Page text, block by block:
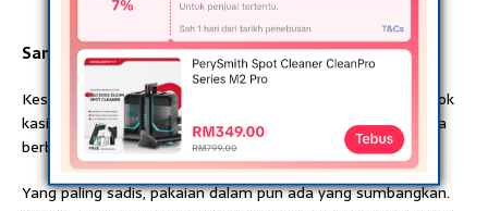
Sampai ke ustaz berbaju kurung
Kesian yang menerima macam tahfiz dibawah. Sekali tengok
kasihan, 2 kali tengok rasa nak ket4wa. Sampai ke ustaz dia
berbaju kurung anggun sekali. Haruuuu…
Yang paling sadis, pakaian dalam pun ada yang sumbangkan.